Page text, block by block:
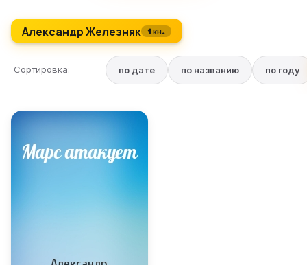
Александр Железняк 1 кн.
Сортировка: по дате по названию по году